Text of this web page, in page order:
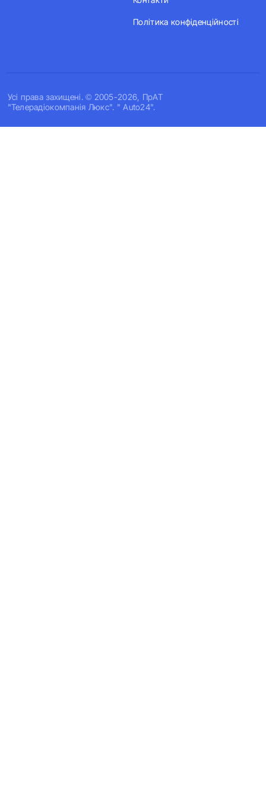
Усi права захищенi. © 2005-2026, ПрАТ
"Телерадіокомпанія Люкс". " Auto24".
Політика конфіденційності